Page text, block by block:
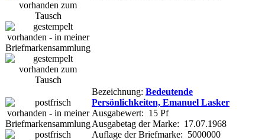
Bezeichnung: Bedeutende
Persönlichkeiten, Emanuel Lasker
Ausgabewert: 15 Pf
Ausgabetag der Marke: 17.07.1968
Auflage der Briefmarke: 5000000